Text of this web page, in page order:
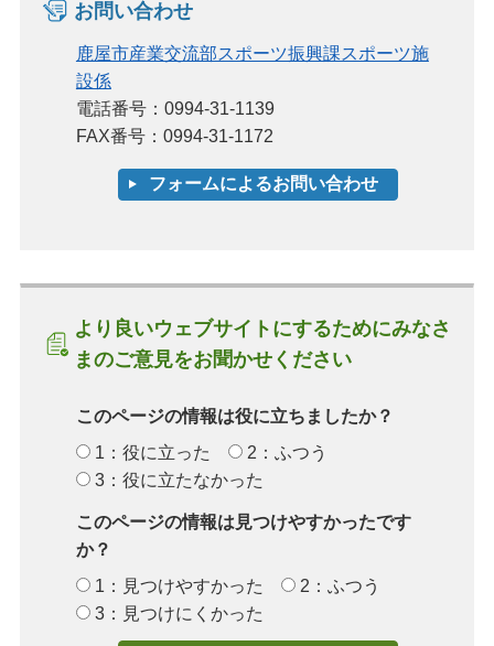
お問い合わせ
鹿屋市産業交流部スポーツ振興課スポーツ施
設係
電話番号：0994-31-1139
FAX番号：0994-31-1172
より良いウェブサイトにするためにみなさ
まのご意見をお聞かせください
このページの情報は役に立ちましたか？
1：役に立った
2：ふつう
3：役に立たなかった
このページの情報は見つけやすかったです
か？
1：見つけやすかった
2：ふつう
3：見つけにくかった